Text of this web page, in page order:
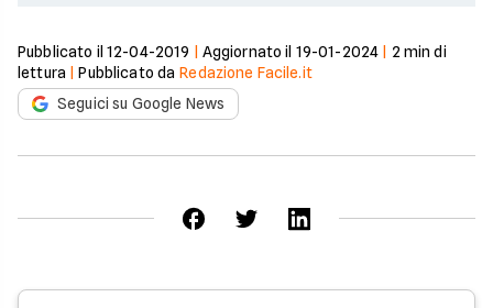
Pubblicato il 12-04-2019 Aggiornato il 19-01-2024 2 min di
lettura |Pubblicato da Redazione Facile.it
Seguici su Google News